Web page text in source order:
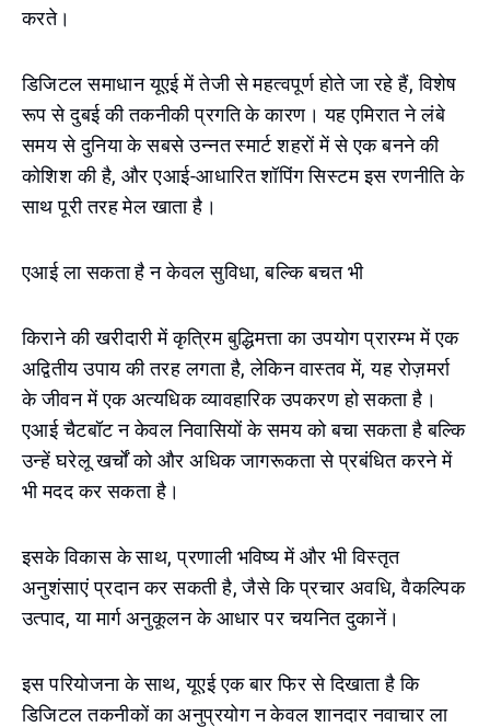
करते।
डिजिटल समाधान यूएई में तेजी से महत्वपूर्ण होते जा रहे हैं, विशेष
रूप से दुबई की तकनीकी प्रगति के कारण। यह एमिरात ने लंबे
समय से दुनिया के सबसे उन्नत स्मार्ट शहरों में से एक बनने की
कोशिश की है, और एआई-आधारित शॉपिंग सिस्टम इस रणनीति के
साथ पूरी तरह मेल खाता है।
एआई ला सकता है न केवल सुविधा, बल्कि बचत भी
किराने की खरीदारी में कृत्रिम बुद्धिमत्ता का उपयोग प्रारम्भ में एक
अद्वितीय उपाय की तरह लगता है, लेकिन वास्तव में, यह रोज़मर्रा
के जीवन में एक अत्यधिक व्यावहारिक उपकरण हो सकता है।
एआई चैटबॉट न केवल निवासियों के समय को बचा सकता है बल्कि
उन्हें घरेलू खर्चों को और अधिक जागरूकता से प्रबंधित करने में
भी मदद कर सकता है।
इसके विकास के साथ, प्रणाली भविष्य में और भी विस्तृत
अनुशंसाएं प्रदान कर सकती है, जैसे कि प्रचार अवधि, वैकल्पिक
उत्पाद, या मार्ग अनुकूलन के आधार पर चयनित दुकानें।
इस परियोजना के साथ, यूएई एक बार फिर से दिखाता है कि
डिजिटल तकनीकों का अनुप्रयोग न केवल शानदार नवाचार ला